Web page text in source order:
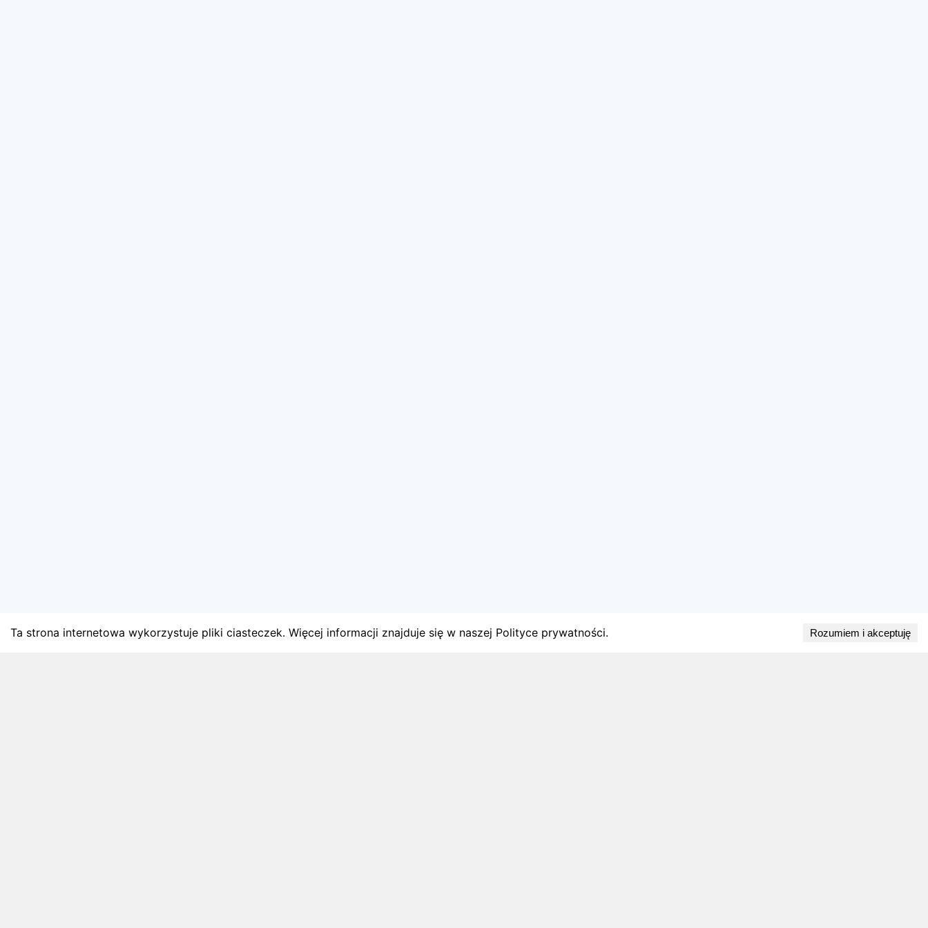
Ta strona internetowa wykorzystuje pliki ciasteczek. Więcej informacji znajduje się w naszej Polityce prywatności. Rozumiem i akceptuję